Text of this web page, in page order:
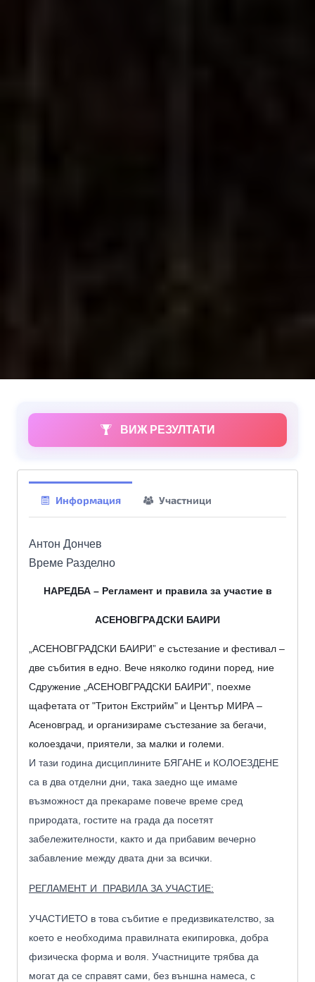
ВИЖ РЕЗУЛТАТИ
Информация Участници
Антон Дончев
Време Разделно
НАРЕДБА – Регламент и правила за участие в
АСЕНОВГРАДСКИ БАИРИ
„АСЕНОВГРАДСКИ БАИРИ” е състезание и фестивал –
две събития в едно. Вече няколко години поред, ние
Сдружение „АСЕНОВГРАДСКИ БАИРИ”, поехме
щафетата от "Тритон Екстрийм" и Център МИРА –
Асеновград, и организираме състезание за бегачи,
колоездачи
приятели за малки и големи.
И тази година дисциплините БЯГАНЕ и КОЛОЕЗДЕНЕ
са в два отделни дни, така заедно ще имаме
възможност да прекараме повече време сред
природата, гостите на града да посетят
забележителности, както и да прибавим вечерно
забавление между двата дни за всички.
РЕГЛАМЕНТ И ПРАВИЛА ЗА УЧАСТИЕ:
УЧАСТИЕТО в това събитие е предизвикателство, за
което е необходима правилната екипировка, добра
физическа форма и воля. Участниците трябва да
могат да се справят сами, без външна намеса, с